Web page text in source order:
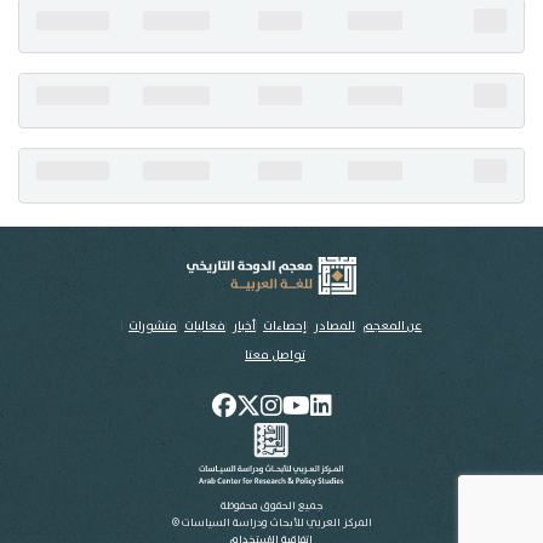
عن المعجم المصادر إحصاءات أخبار فعاليات منشورات
تواصل معنا
جميع الحقوق محفوظة
المركز العربي للأبحاث ودراسة السياسات ©